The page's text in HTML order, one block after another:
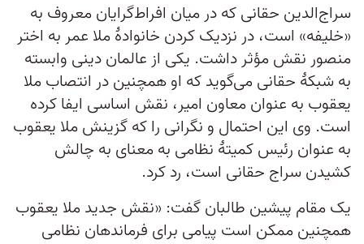
سراج‌الدین حقانی که در میان افراط‌گرایان معروف به
«خلیفه» است، در نزدیک کردن خانوادۀ ملا عمر به اختر
منصور نقش مؤثر داشت. یکی از عالمان دینی وابسته
به شبکۀ حقانی می‌گوید که او همچنین در انتصاب ملا
یعقوب به عنوان معاون امیر، نقش اساسی ایفا کرده
است. وی این احتمال و نگرانی را که گزینش ملا یعقوب
به عنوان رئیس کمیتۀ نظامی به معنای به چالش
کشیدن سراج حقانی است، رد کرد.
یک مقام پیشین طالبان گفت: «نقش جدید ملا یعقوب
همچنین ممکن است پیامی برای فرماندهان نظامی